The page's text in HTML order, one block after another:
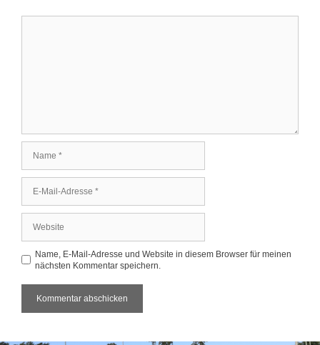
Mail-
Adresse
Name, E-Mail-Adresse und Website in diesem Browser für meinen
nächsten Kommentar speichern.